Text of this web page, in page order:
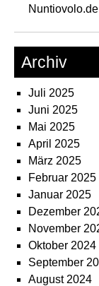
Nuntiovolo.de
Archiv
Juli 2025
Juni 2025
Mai 2025
April 2025
März 2025
Februar 2025
Januar 2025
Dezember
November
Oktober 2024
September
August 2024